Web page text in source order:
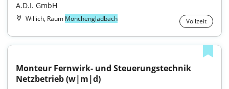
A.D.I. GmbH
Willich, Raum Mönchengladbach Vollzeit
Monteur Fernwirk- und Steuerungstechnik
Netzbetrieb (w|m|d)